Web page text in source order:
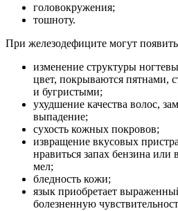
головокружения;
тошноту.
При железодефиците могут
изменение структуры
цвет, покрываются пятнами,
и бугристыми;
ухудшение качества волос,
выпадение;
сухость кожных покровов;
извращение вкусовых
нравиться запах бензина или
мел;
бледность кожи;
язык приобретает
болезненную